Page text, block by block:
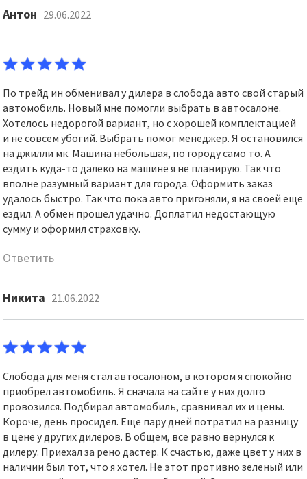
Антон 29.06.2022
По трейд ин обменивал у дилера в слобода авто свой старый
автомобиль. Новый мне помогли выбрать в автосалоне.
Хотелось недорогой вариант, но с хорошей комплектацией
и не совсем убогий. Выбрать помог менеджер. Я остановился
на джилли мк. Машина небольшая, по городу само то. А
ездить куда-то далеко на машине я не планирую. Так что
вполне разумный вариант для города. Оформить заказ
удалось быстро. Так что пока авто пригоняли, я на своей еще
ездил. А обмен прошел удачно. Доплатил недостающую
сумму и оформил страховку.
Ответить
Никита 21.06.2022
Слобода для меня стал автосалоном, в котором я спокойно
приобрел автомобиль. Я сначала на сайте у них долго
провозился. Подбирал автомобиль, сравнивал их и цены.
Короче, день просидел. Еще пару дней потратил на разницу
в цене у других дилеров. В общем, все равно вернулся к
дилеру. Приехал за рено дастер. К счастью, даже цвет у них в
наличии был тот, что я хотел. Не этот противно зеленый или